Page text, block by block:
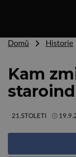
Domů Historie
Kam
21.STOLETI